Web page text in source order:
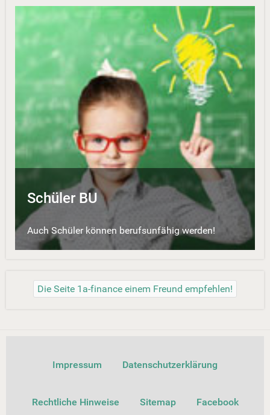
Schüler BU
Auch Schüler können berufsunfähig werden!
Die Seite 1a-finance einem Freund empfehlen!
Impressum Datenschutzerklärung
Rechtliche Hinweise Sitemap Facebook